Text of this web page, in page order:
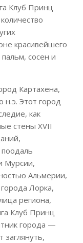
Клуб Принц
красивейшего
сосен и
Картахена,
н.э. Этот город
как
стены XVII
Мурсии,
Альмерии,
Лорка,
региона,
Клуб Принц
города —
заглянуть,